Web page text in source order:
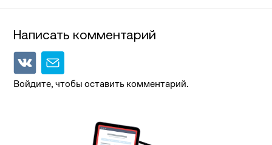
Написать комментарий
Войдите, чтобы оставить комментарий.